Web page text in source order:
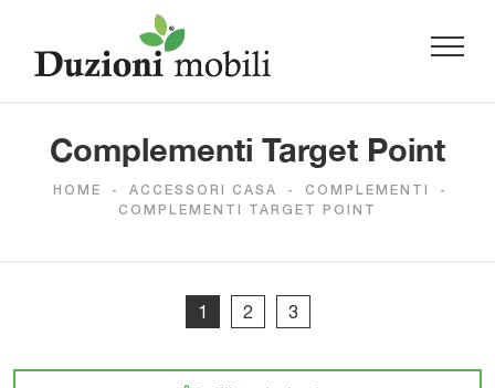
Complementi Target Point
HOME - ACCESSORI CASA - COMPLEMENTI
-
COMPLEMENTI TARGET POINT
1 2 3